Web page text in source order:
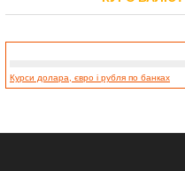
Курси долара, євро і рубля по банках